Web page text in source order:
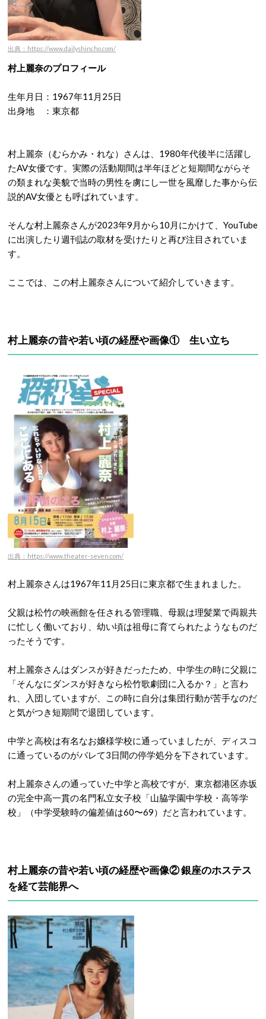
出典：https://www.dailyshincho.com/
村上麗奈のプロフィール
生年月日：1967年11月25日
出身地 ：東京都
村上麗奈（むらかみ・れな）さんは、1980年代後半に活躍し
たAV女優です。実際の活動期間は半年ほどと短期間ながらそ
の類まれな美貌で当時の男性を虜にし一世を風靡した事から伝
説的AV女優とも呼ばれています。
そんな村上麗奈さんが2023年9月から10月にかけて、YouTube
に出演したり週刊誌の取材を受けたりと再び注目されていま
す。
ここでは、この村上麗奈さんについて紹介していきます。
村上麗奈の昔や若い頃の経歴や画像① 生い立ち
出典：https://www.theater-seven.com/
村上麗奈さんは1967年11月25日に東京都で生まれました。
父親は松竹の映画館を任される管理職、母親は理髪業で両親共
に忙しく働いており、幼い頃は祖母に育てられたようなものだ
ったそうです。
村上麗奈さんはダンスが好きだったため、中学生の時に父親に
「そんなにダンスが好きなら松竹歌劇団に入るか？」と言わ
れ、入団していますが、この時に自分は集団行動が苦手なのだ
と気がつき短期間で退団しています。
中学と高校は有名なお嬢様学校に通っていましたが、ディスコ
に通っているのがバレて3日間の停学処分を下されています。
村上麗奈さんの通っていた中学と高校ですが、東京都港区赤坂
の完全中高一貫の名門私立女子校「山脇学園中学校・高等学
校」（中学受験時の偏差値は60〜69）だと言われています。
村上麗奈の昔や若い頃の経歴や画像② 銀座のホステス
を経て芸能界へ